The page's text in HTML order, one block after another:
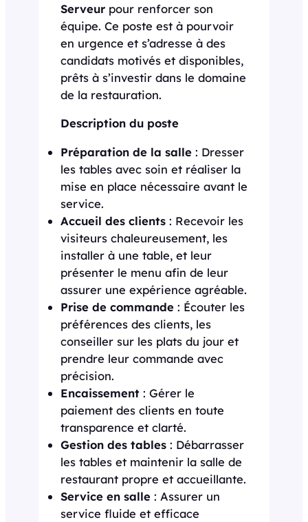
Serveur pour renforcer son
équipe. Ce poste est à pourvoir
en urgence et s’adresse à des
candidats motivés et disponibles,
prêts à s’investir dans le domaine
de la restauration.
Description du poste
Préparation de la salle : Dresser
les tables avec soin et réaliser la
mise en place nécessaire avant le
service.
Accueil des clients : Recevoir les
visiteurs chaleureusement, les
installer à une table, et leur
présenter le menu afin de leur
assurer une expérience agréable.
Prise de commande : Écouter les
préférences des clients, les
conseiller sur les plats du jour et
prendre leur commande avec
précision.
Encaissement : Gérer le
paiement des clients en toute
transparence et clarté.
Gestion des tables : Débarrasser
les tables et maintenir la salle de
restaurant propre et accueillante.
Service en salle : Assurer un
service fluide et efficace